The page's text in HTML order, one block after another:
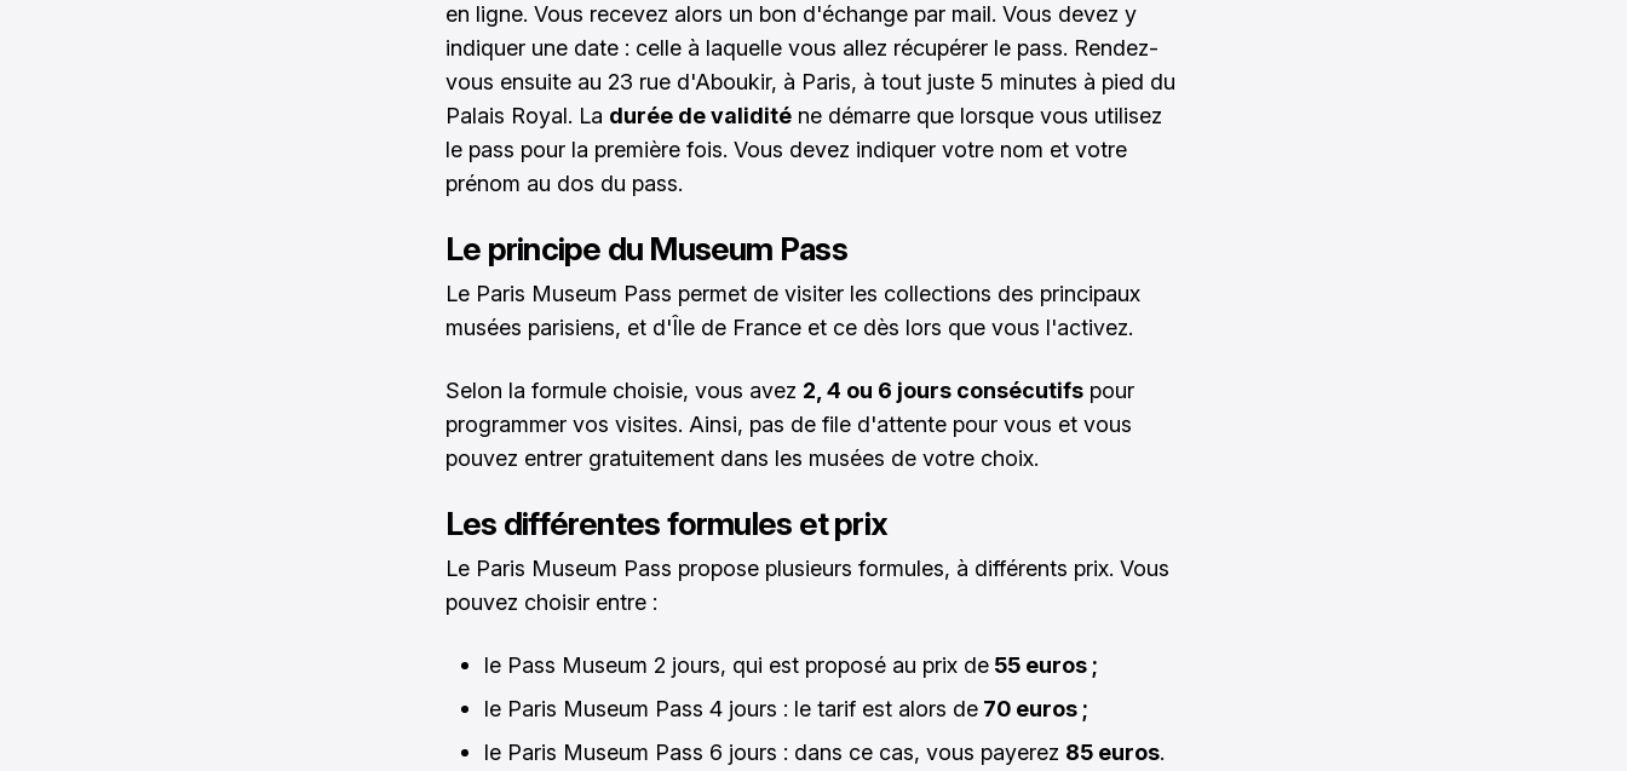
en ligne. Vous recevez alors un bon d'échange par mail. Vous devez y
indiquer une date : celle à laquelle vous allez récupérer le pass. Rendez-
vous ensuite au 23 rue d'Aboukir, à Paris, à tout juste 5 minutes à pied du
Palais Royal. La durée de validité ne démarre que lorsque vous utilisez
le pass pour la première fois. Vous devez indiquer votre nom et votre
prénom au dos du pass.
Le principe du Museum Pass
Le Paris Museum Pass permet de visiter les collections des principaux
musées parisiens, et d'Île de France et ce dès lors que vous l'activez.
Selon la formule choisie, vous avez 2, 4 ou 6 jours consécutifs pour
programmer vos visites. Ainsi, pas de file d'attente pour vous et vous
pouvez entrer gratuitement dans les musées de votre choix.
Les différentes formules et prix
Le Paris Museum Pass propose plusieurs formules, à différents prix. Vous
pouvez choisir entre :
le Pass Museum 2 jours, qui est proposé au prix de 55 euros ;
le Paris Museum Pass 4 jours : le tarif est alors de 70 euros ;
le Paris Museum Pass 6 jours : dans ce cas, vous payerez 85 euros.